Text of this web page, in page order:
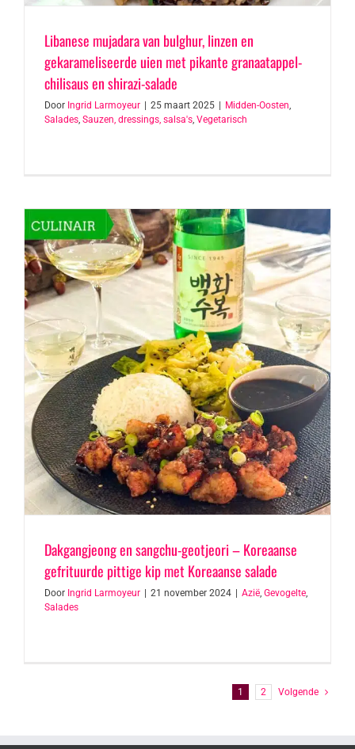
Libanese mujadara van bulghur, linzen en
gekarameliseerde uien met pikante granaatappel-
chilisaus en shirazi-salade
Door Ingrid Larmoyeur 25 maart 2025 Midden-Oosten,
Salades, Sauzen, dressings, salsa's, Vegetarisch
Dakgangjeong en sangchu-geotjeori – Koreaanse
gefrituurde pittige kip met Koreaanse salade
Door Ingrid Larmoyeur 21 november 2024 Azië, Gevogelte,
Salades
1 2 Volgende